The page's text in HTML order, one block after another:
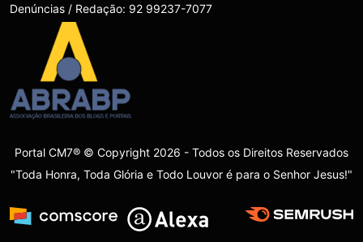
Denúncias / Redação: 92 99237-7077
Portal CM7® © Copyright 2026 - Todos os Direitos Reservados
"Toda Honra, Toda Glória e Todo Louvor é para o Senhor Jesus!"